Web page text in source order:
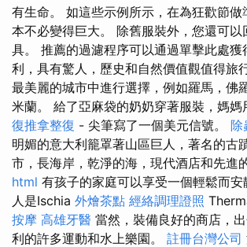
有生命。 如這些示例所示，在為狂歡節做
本不必變得巨大。 除舊服裝外，您還可以
具。 推薦的過濾程序可以通過單擊此處獲
利，具有驚人，歷史和自然價值觀值得旅
最美麗的城市中進行選擇，例如羅馬，佛
米蘭。 給了亞麻袋的奶奶穿著服裝，媽媽
復推拿整復 - 尖筆寫了一個美元信號。 除
明媚的意大利籠罩著山區巨人，著名的古
市，長海岸，乾淨的海，現代酒店和先進
html 有孩子的家庭可以享受一個輕鬆而
人是Ischia 外燴茶點 經絡調理證照
按摩 高雄牙醫 當然，裝備良好的商店，
利的許多運動和水上樂園。 註冊台灣公司